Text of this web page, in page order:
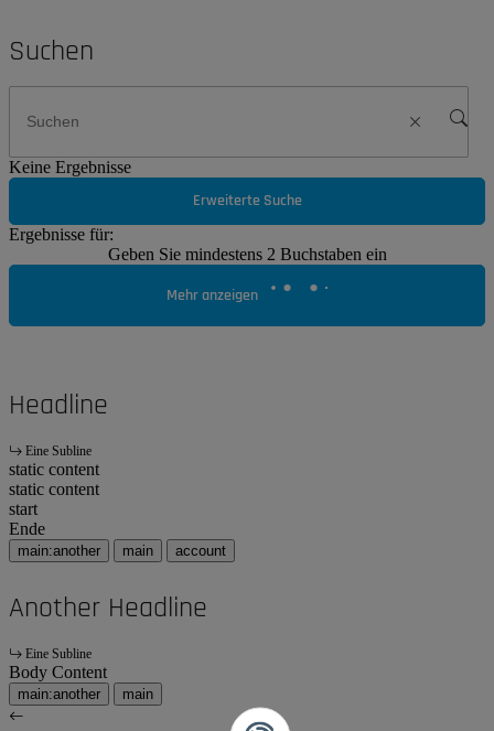
Suchen
Keine Ergebnisse
Erweiterte Suche
Ergebnisse für:
Geben Sie mindestens 2 Buchstaben ein
Mehr anzeigen
Headline
Eine Subline
static content
static content
start
Ende
main:another main account
Another Headline
Eine Subline
Body Content
main:another main